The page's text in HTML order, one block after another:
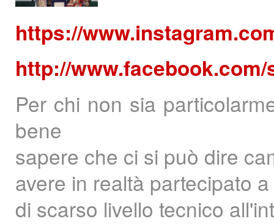
https://
http://
Per chi non sia
bene
sapere che ci si può dire
avere in realtà partecipato
di scarso livello tecnico